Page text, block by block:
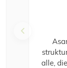
alle,